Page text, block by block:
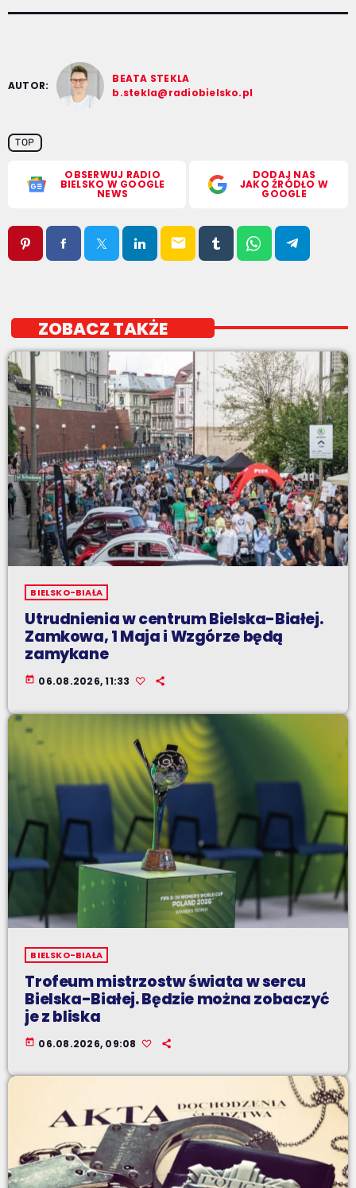
AUTOR:
BEATA STEKLA
b.stekla@radiobielsko.pl
TOP
OBSERWUJ RADIO
BIELSKO W GOOGLE
NEWS
DODAJ NAS
JAKO ŹRÓDŁO W
GOOGLE
email
ZOBACZ TAKŻE
BIELSKO-BIAŁA
Utrudnienia w centrum Bielska-Białej.
Zamkowa, 1 Maja i Wzgórze będą
zamykane
today 06.08.2026, 11:33
BIELSKO-BIAŁA
Trofeum mistrzostw świata w sercu
Bielska-Białej. Będzie można zobaczyć
je z bliska
today 06.08.2026, 09:08